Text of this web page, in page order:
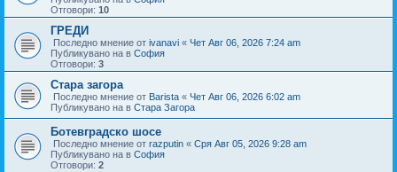
Отговори: 10
ГРЕДИ
Последно мнение от ivanavi « Чет Авг 06, 2026 7:24 am
Публикувано на в София
Отговори: 3
Стара загора
Последно мнение от Barista « Чет Авг 06, 2026 6:02 am
Публикувано на в Стара Загора
Ботевградско шосе
Последно мнение от razputin « Сря Авг 05, 2026 9:28 am
Публикувано на в София
Отговори: 2